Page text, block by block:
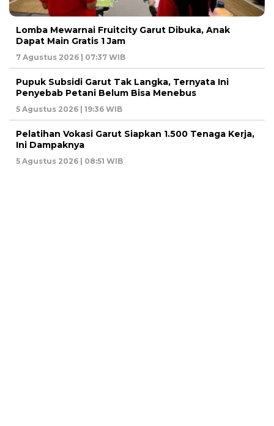
Lomba Mewarnai Fruitcity Garut Dibuka, Anak
Dapat Main Gratis 1 Jam
7 Agustus 2026 | 07:37 WIB
Pupuk Subsidi Garut Tak Langka, Ternyata Ini
Penyebab Petani Belum Bisa Menebus
5 Agustus 2026 | 19:36 WIB
Pelatihan Vokasi Garut Siapkan 1.500 Tenaga Kerja,
Ini Dampaknya
5 Agustus 2026 | 08:51 WIB